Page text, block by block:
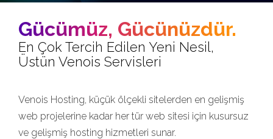
Gücümüz, Gücünüzdür.
En Çok Tercih Edilen Yeni Nesil,
Üstün Venois Servisleri
Venois Hosting, küçük ölçekli sitelerden en gelişmiş
web projelerine kadar her tür web sitesi için kusursuz
ve gelişmiş hosting hizmetleri sunar.